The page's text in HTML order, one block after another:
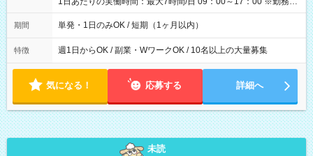
間は 試験により異なります。
期間 単発・1日のみOK / 短期（1ヶ月以内）
特徴 週1日からOK / 副業・WワークOK / 10名以上の大量募集
気になる！ 応募する 詳細へ
未読